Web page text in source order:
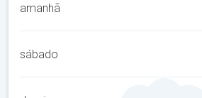
amanhã
sábado